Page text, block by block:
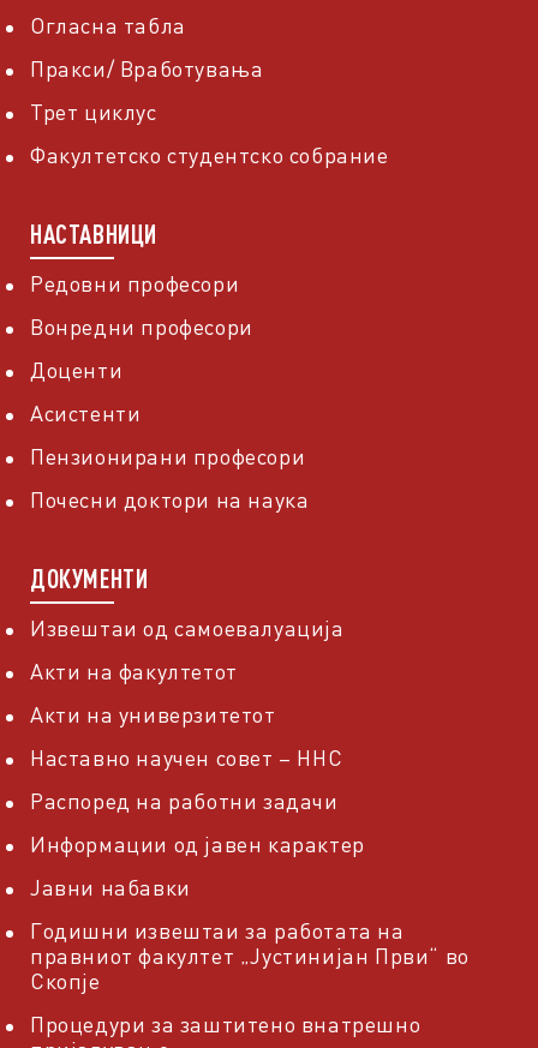
Огласна табла
Пракси/ Вработувања
Трет циклус
Факултетско студентско собрание
НАСТАВНИЦИ
Редовни професори
Вонредни професори
Доценти
Асистенти
Пензионирани професори
Почесни доктори на наука
ДОКУМЕНТИ
Извештаи од самоевалуација
Акти на факултетот
Акти на универзитетот
Наставно научен совет – ННС
Распоред на работни задачи
Информации од јавен карактер
Јавни набавки
Годишни извештаи за работата на
правниот факултет „Јустинијан Први“ во
Скопје
Процедури за заштитено внатрешно